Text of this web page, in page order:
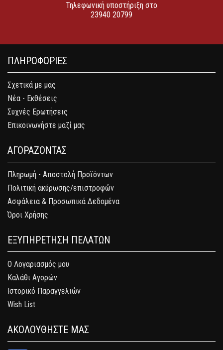
Τηλεφωνική υποστήριξη στο
23940 20799
ΠΛΗΡΟΦΟΡΙΕΣ
Σχετικά με μας
Νέα - Εκθέσεις
Συχνές Ερωτήσεις
Επικοινωνήστε μαζί μας
ΑΓΟΡΑΖΟΝΤΑΣ
Πληρωμή - Αποστολή Προϊόντων
Πολιτική ακύρωσης/επιστροφών
Ασφάλεια & Προσωπικά Δεδομένα
Όροι Χρήσης
ΕΞΥΠΗΡΕΤΗΣΗ ΠΕΛΑΤΩΝ
Ο Λογαριασμός μου
Καλάθι Αγορών
Ιστορικό Παραγγελιών
Wish List
ΑΚΟΛΟΥΘΗΣΤΕ ΜΑΣ